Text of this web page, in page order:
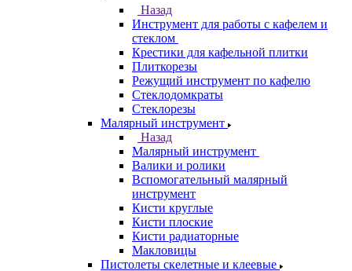
Назад
Инструмент для работы с кафелем и
стеклом
Крестики для кафельной плитки
Плиткорезы
Режущий инструмент по кафелю
Стеклодомкраты
Стеклорезы
Малярный инструмент
Назад
Малярный инструмент
Валики и ролики
Вспомогательный малярный
инструмент
Кисти круглые
Кисти плоские
Кисти радиаторные
Макловицы
Пистолеты скелетные и клеевые